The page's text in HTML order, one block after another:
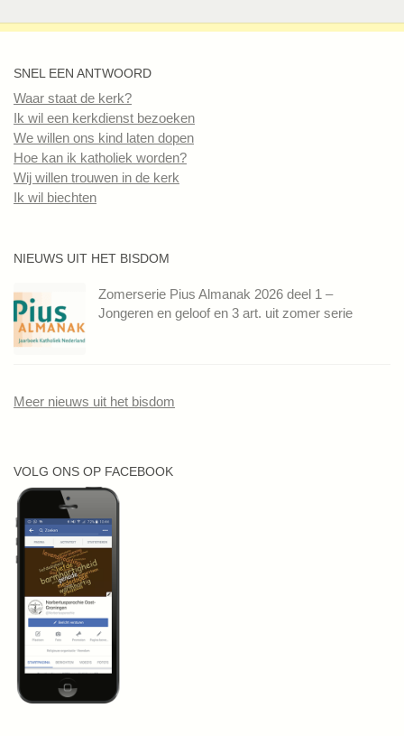
SNEL EEN ANTWOORD
Waar staat de kerk?
Ik wil een kerkdienst bezoeken
We willen ons kind laten dopen
Hoe kan ik katholiek worden?
Wij willen trouwen in de kerk
Ik wil biechten
NIEUWS UIT HET BISDOM
Zomerserie Pius Almanak 2026 deel 1 –
Jongeren en geloof en 3 art. uit zomer serie
Meer nieuws uit het bisdom
VOLG ONS OP FACEBOOK